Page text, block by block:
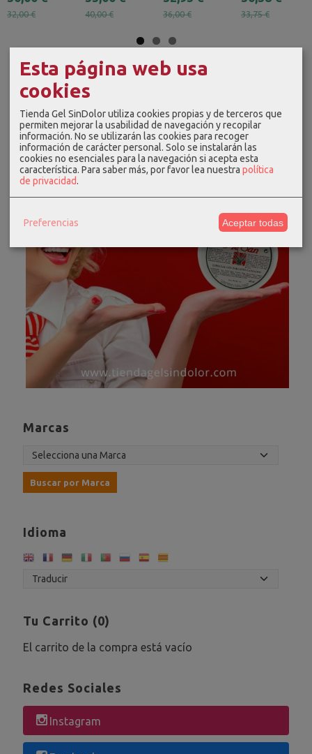
Marcas
Idioma
Tu Carrito (0)
El carrito de la compra está vacío
Redes Sociales
Instagram
32,00 € 40,00 € 36,00 € 33,75 €
Esta página web usa
cookies
Tienda Gel SinDolor utiliza cookies propias y de terceros que
permiten mejorar la usabilidad de navegación y recopilar
información. No se utilizarán las cookies para recoger
información de carácter personal. Solo se instalarán las
cookies no esenciales para la navegación si acepta esta
característica. Para saber más, por favor lea nuestra política
de privacidad.
Preferencias Aceptar todas